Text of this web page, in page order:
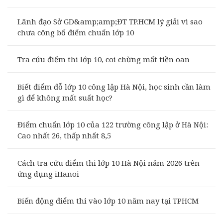
Lãnh đạo Sở GD&amp;amp;ĐT TP.HCM lý giải vì sao
chưa công bố điểm chuẩn lớp 10
Tra cứu điểm thi lớp 10, coi chừng mất tiền oan
Biết điểm đỗ lớp 10 công lập Hà Nội, học sinh cần làm
gì để không mất suất học?
Điểm chuẩn lớp 10 của 122 trường công lập ở Hà Nội:
Cao nhất 26, thấp nhất 8,5
Cách tra cứu điểm thi lớp 10 Hà Nội năm 2026 trên
ứng dụng iHanoi
Biến động điểm thi vào lớp 10 năm nay tại TPHCM